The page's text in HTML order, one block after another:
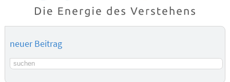
neuer Beitrag
Suchbegriff